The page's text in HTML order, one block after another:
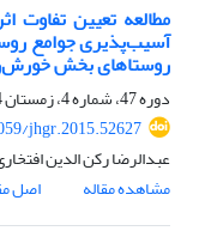
مطالعه تعیین
آسیب‌پذیری جوامع
روستاهای بخش
دوره 47، شماره 4، زمستان 1394، صفحه
jhgr.2015.52627
عبدالرضا رکن الدین
مشاهده مقاله
اصل